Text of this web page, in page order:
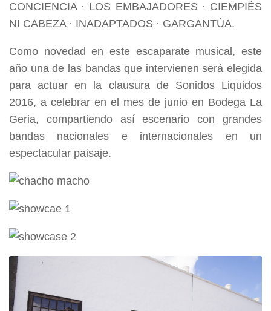
CONCIENCIA · LOS EMBAJADORES · CIEMPIÉS
NI CABEZA · INADAPTADOS · GARGANTÚA.
Como novedad en este escaparate musical, este
año una de las bandas que intervienen será elegida
para actuar en la clausura de Sonidos Liquidos
2016, a celebrar en el mes de junio en Bodega La
Geria, compartiendo así escenario con grandes
bandas nacionales e internacionales en un
espectacular paisaje.